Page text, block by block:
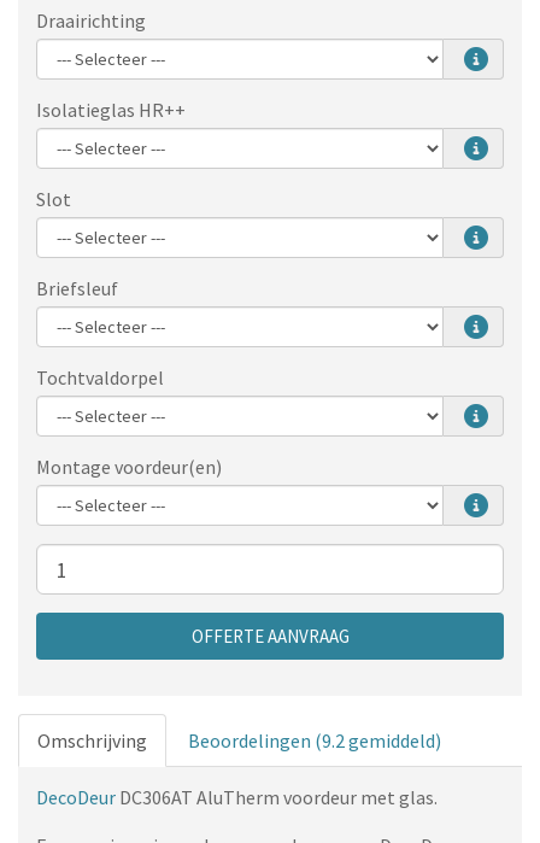
Draairichting
Isolatieglas HR++
Slot
Briefsleuf
Tochtvaldorpel
Montage voordeur(en)
Aantal
OFFERTE AANVRAAG
Omschrijving Beoordelingen (9.2 gemiddeld)
DecoDeur DC306AT AluTherm voordeur met glas.